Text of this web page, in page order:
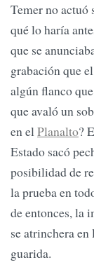
Temer no
qué lo haría
que se
grabación que
algún flanco
que avaló un
en elPlanalto?
Estado sacó
posibilidad de
la prueba en
de entonces, la
se atrinchera
guarida.